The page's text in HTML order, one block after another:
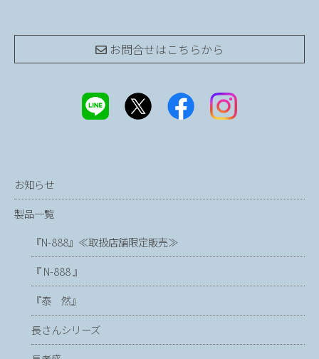
お問合せはこちらから
お知らせ
製品一覧
『N-888』≪取扱店舗限定販売≫
『 N-888 』
『泰 然』
長さんシリーズ